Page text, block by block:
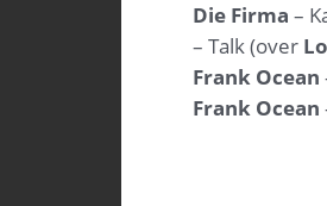
Die Firma –
– Talk (over
Frank Ocean
Frank Ocean